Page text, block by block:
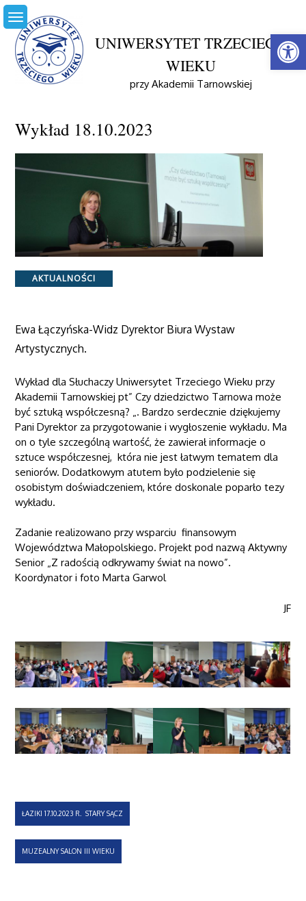
Skip
to
content
UNIWERSYTET TRZECIEGO
WIEKU
przy Akademii Tarnowskiej
Wykład 18.10.2023
Wykład 18.10.2023
Categories
AKTUALNOŚCI
Ewa Łączyńska-Widz Dyrektor Biura Wystaw
Artystycznych.
Wykład dla Słuchaczy Uniwersytet Trzeciego Wieku przy
Akademii Tarnowskiej pt” Czy dziedzictwo Tarnowa może
być sztuką współczesną? „. Bardzo serdecznie dziękujemy
Pani Dyrektor za przygotowanie i wygłoszenie wykładu. Ma
on o tyle szczególną wartość, że zawierał informacje o
sztuce współczesnej, która nie jest łatwym tematem dla
seniorów. Dodatkowym atutem było podzielenie się
osobistym doświadczeniem, które doskonale poparło tezy
wykładu.
Zadanie realizowano przy wsparciu finansowym
Województwa Małopolskiego. Projekt pod nazwą Aktywny
Senior „Z radością odkrywamy świat na nowo”.
Koordynator i foto Marta Garwol
JF
Nawigacja
wpisu
ŁAZIKI 17.10.2023 R. STARY SĄCZ
MUZEALNY SALON III WIEKU